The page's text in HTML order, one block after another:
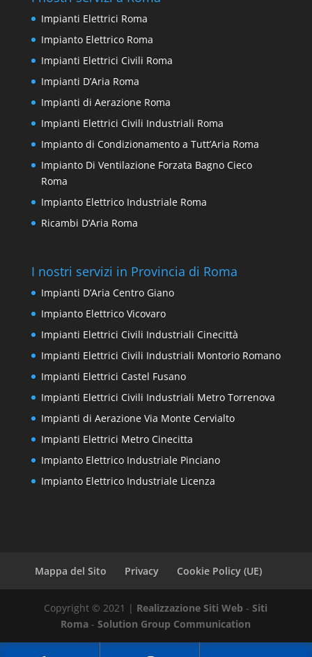
Impianti Elettrici Roma
Impianto Elettrico Roma
Impianti Elettrici Civili Roma
Impianti D’Aria Roma
Impianti di Aerazione Roma
Impianti Elettrici Civili Industriali Roma
Impianto di Condizionamento a Tutt’Aria Roma
Impianto Di Ventilazione Forzata Bagno Cieco
Roma
Impianto Elettrico Industriale Roma
Ricambi D’Aria Roma
I nostri servizi in Provincia di Roma
Impianti D’Aria Centro Giano
Impianto Elettrico Vicovaro
Impianti Elettrici Civili Industriali Cinecittà
Impianti Elettrici Civili Industriali Montorio Romano
Impianti Elettrici Castel Fusano
Impianti Elettrici Civili Industriali Metro Torrenova
Impianti di Aerazione Via Monte Cervialto
Impianti Elettrici Metro Cinecitta
Impianto Elettrico Industriale Pinciano
Impianto Elettrico Industriale Licenza
Mappa del Sito Privacy Cookie Policy (UE)
Copyright © 2021 | Realizzazione Siti Web -Siti
Roma -Solution Group Communication